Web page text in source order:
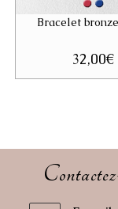
Bracelet
32,00€